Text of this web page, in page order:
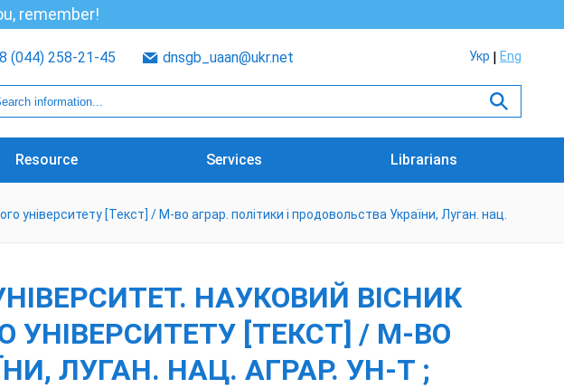
remember!
8 (044) 258-21-45 dnsgb_uaan@ukr.net Укр Eng
Resource Services Librarians
університету [Текст] / М-во аграр. політики і продовольства України, Луган. нац.
НАУКОВИЙ ВІСНИК
УНІВЕРСИТЕТУ [ТЕКСТ] / М-ВО
ЛУГАН. НАЦ. АГРАР. УН-Т ;